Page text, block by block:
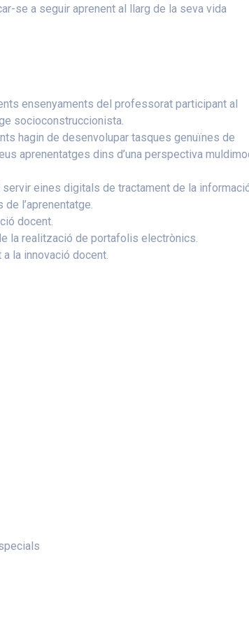
se a seguir aprenent al llarg de la seva vida
ensenyaments del professorat participant al
socioconstruccionista.
hagin de desenvolupar tasques genuïnes de
aprenentatges dins d’una perspectiva
eines digitals de tractament de la
l’aprenentatge.
docent.
la realització de portafolis electrònics.
la innovació docent.